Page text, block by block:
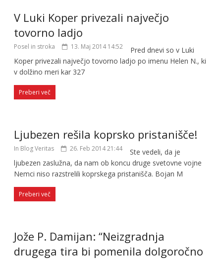
V Luki Koper privezali največjo
tovorno ladjo
Posel in stroka 13. Maj 2014 14:52
Pred dnevi so v Luki
Koper privezali največjo tovorno ladjo po imenu Helen N., ki
v dolžino meri kar 327
Preberi več
Ljubezen rešila koprsko pristanišče!
In Blog Veritas 26. Feb 2014 21:44
Ste vedeli, da je
ljubezen zaslužna, da nam ob koncu druge svetovne vojne
Nemci niso razstrelili koprskega pristanišča. Bojan M
Preberi več
Jože P. Damijan: “Neizgradnja
drugega tira bi pomenila dolgoročno